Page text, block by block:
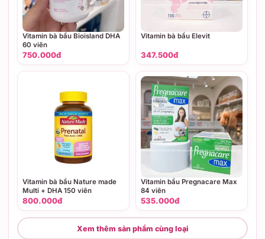
Vitamin bà bầu Bioisland DHA
60 viên
750.000đ
Vitamin bà bầu Elevit
347.500đ
Vitamin bà bầu Nature made
Multi + DHA 150 viên
800.000đ
Vitamin bầu Pregnacare Max
84 viên
535.000đ
Xem thêm sản phẩm cùng loại